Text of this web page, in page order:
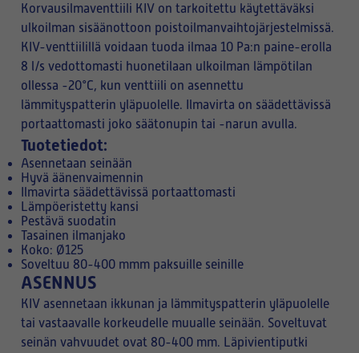
Korvausilmaventtiili KIV on tarkoitettu käytettäväksi
ulkoilman sisäänottoon poistoilmanvaihtojärjestelmissä.
KIV-venttiilillä voidaan tuoda ilmaa 10 Pa:n paine-erolla
8 l/s vedottomasti huonetilaan ulkoilman lämpötilan
ollessa -20°C, kun venttiili on asennettu
lämmityspatterin yläpuolelle. Ilmavirta on säädettävissä
portaattomasti joko säätonupin tai -narun avulla.
Tuotetiedot:
Asennetaan seinään
Hyvä äänenvaimennin
Ilmavirta säädettävissä portaattomasti
Lämpöeristetty kansi
Pestävä suodatin
Tasainen ilmanjako
Koko: Ø125
Soveltuu 80-400 mmm paksuille seinille
ASENNUS
KIV asennetaan ikkunan ja lämmityspatterin yläpuolelle
tai vastaavalle korkeudelle muualle seinään. Soveltuvat
seinän vahvuudet ovat 80-400 mm. Läpivientiputki